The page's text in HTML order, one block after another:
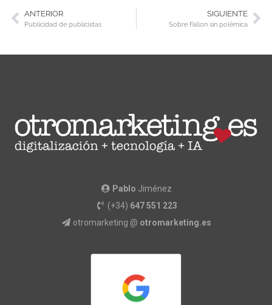
ANTERIOR
Publicidad de publicistas
SIGUIENTE
Sobre Fallon sin polémica
Pablo Jiménez
(+34) 647 551 223
otromarketing @ otromarketing.es